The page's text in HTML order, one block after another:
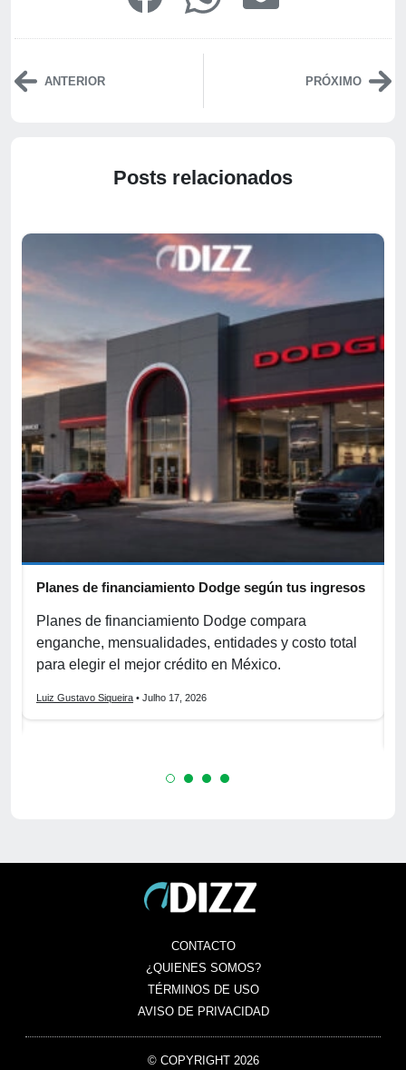
ANTERIOR PRÓXIMO
Posts relacionados
Planes de financiamiento Dodge según tus ingresos
Planes de financiamiento Dodge compara
enganche, mensualidades, entidades y costo total
para elegir el mejor crédito en México.
Luiz Gustavo Siqueira • Julho 17, 2026
CONTACTO
¿QUIENES SOMOS?
TÉRMINOS DE USO
AVISO DE PRIVACIDAD
© COPYRIGHT 2026